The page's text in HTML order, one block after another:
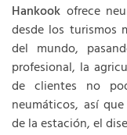
Hankook ofrece
desde los turismos
del mundo,
profesional, la
de clientes no
neumáticos, así
de la estación, el